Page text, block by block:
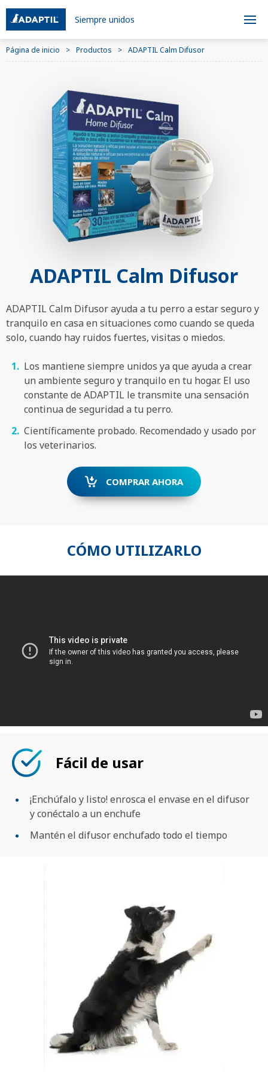
Siempre unidos
Página de inicio Productos ADAPTIL Calm Difusor
ADAPTIL Calm Difusor
ADAPTIL Calm Difusor ayuda a tu perro a estar seguro y
tranquilo en casa en situaciones como cuando se queda
solo, cuando hay ruidos fuertes, visitas o miedos.
Los mantiene siempre unidos ya que ayuda a crear
un ambiente seguro y tranquilo en tu hogar. El uso
constante de ADAPTIL le transmite una sensación
continua de seguridad a tu perro.
Científicamente probado. Recomendado y usado por
los veterinarios.
COMPRAR AHORA
CÓMO UTILIZARLO
Fácil de usar
¡Enchúfalo y listo! enrosca el envase en el difusor
y conéctalo a un enchufe
Mantén el difusor enchufado todo el tiempo